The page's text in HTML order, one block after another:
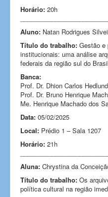
Horário: 20h
Aluno: Natan Rodrigues
Título do trabalho: Gestão e
institucionais: uma análise
federais da região sul do Brasil
Banca:
Prof. Dr. Dhion Carlos
Prof. Dr. Bruno Henrique
Me. Henrique Machado dos
Data: 05/02/2025
Local: Prédio 1 – Sala 1207
Horário: 21h
Aluna: Chrystina da
Título do trabalho: Os
política cultural na região